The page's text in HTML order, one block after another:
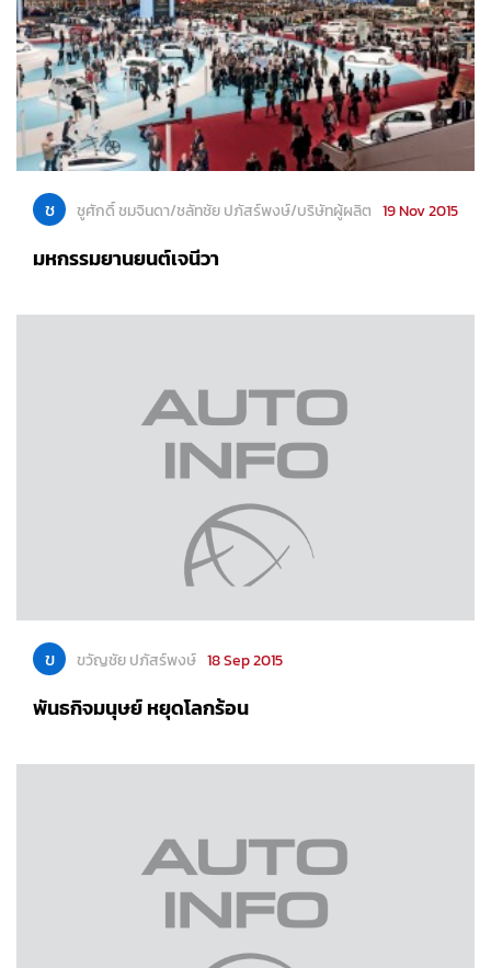
ช ชูศักดิ์ ชมจินดา/ชลัทชัย ปภัสร์พงษ์/บริษัทผู้ผลิต 19 Nov 2015
มหกรรมยานยนต์เจนีวา
ข ขวัญชัย ปภัสร์พงษ์ 18 Sep 2015
พันธกิจมนุษย์ หยุดโลกร้อน